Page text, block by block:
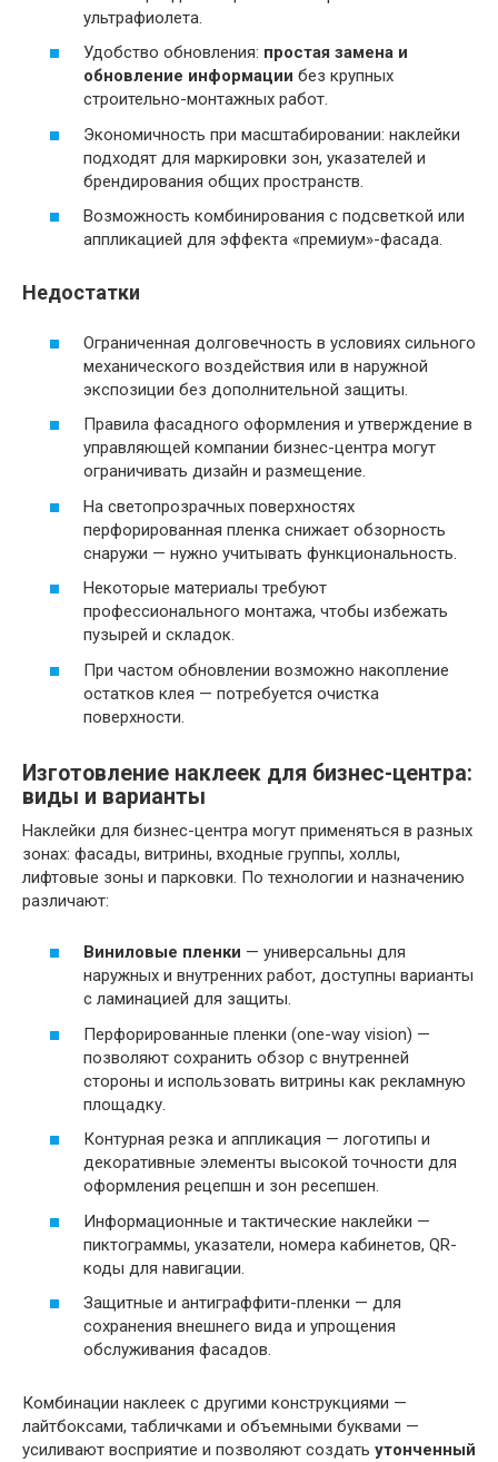
ультрафиолета.
Удобство обновления: простая замена и
обновление информации без крупных
строительно-монтажных работ.
Экономичность при масштабировании: наклейки
подходят для маркировки зон, указателей и
брендирования общих пространств.
Возможность комбинирования с подсветкой или
аппликацией для эффекта «премиум»-фасада.
Недостатки
Ограниченная долговечность в условиях сильного
механического воздействия или в наружной
экспозиции без дополнительной защиты.
Правила фасадного оформления и утверждение в
управляющей компании бизнес-центра могут
ограничивать дизайн и размещение.
На светопрозрачных поверхностях
перфорированная пленка снижает обзорность
снаружи — нужно учитывать функциональность.
Некоторые материалы требуют
профессионального монтажа, чтобы избежать
пузырей и складок.
При частом обновлении возможно накопление
остатков клея — потребуется очистка
поверхности.
Изготовление наклеек для бизнес-центра:
виды и варианты
Наклейки для бизнес-центра могут применяться в разных
зонах: фасады, витрины, входные группы, холлы,
лифтовые зоны и парковки. По технологии и назначению
различают:
Виниловые пленки — универсальны для
наружных и внутренних работ, доступны варианты
с ламинацией для защиты.
Перфорированные пленки (one-way vision) —
позволяют сохранить обзор с внутренней
стороны и использовать витрины как рекламную
площадку.
Контурная резка и аппликация — логотипы и
декоративные элементы высокой точности для
оформления рецепшн и зон ресепшен.
Информационные и тактические наклейки —
пиктограммы, указатели, номера кабинетов, QR-
коды для навигации.
Защитные и антиграффити-пленки — для
сохранения внешнего вида и упрощения
обслуживания фасадов.
Комбинации наклеек с другими конструкциями —
лайтбоксами, табличками и объемными буквами —
усиливают восприятие и позволяют создать утонченный